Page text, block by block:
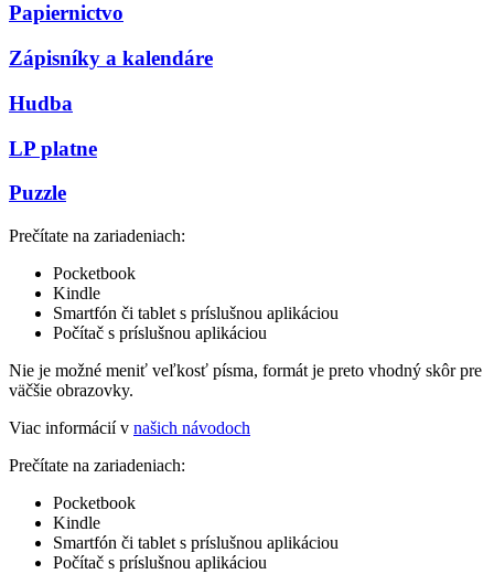
Papiernictvo
Zápisníky a kalendáre
Hudba
LP platne
Puzzle
Prečítate na zariadeniach:
Pocketbook
Kindle
Smartfón či tablet s príslušnou aplikáciou
Počítač s príslušnou aplikáciou
Nie je možné meniť veľkosť písma, formát je preto vhodný skôr pre
väčšie obrazovky.
Viac informácií v našich návodoch
Prečítate na zariadeniach:
Pocketbook
Kindle
Smartfón či tablet s príslušnou aplikáciou
Počítač s príslušnou aplikáciou